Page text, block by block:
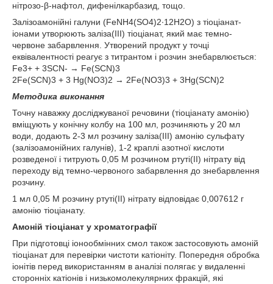
нітрозо-β-нафтол, дифенілкарбазид, тощо.
Залізоамонійні галуни (FeNH4(SO4)2∙12H2O) з тіоціанат-
іонами утворюють заліза(ІІІ) тіоціанат, який має темно-
червоне забарвлення. Утворений продукт у точці
еквівалентності реагує з титрантом і розчин знебарвлюється:
Fe3+ + 3SCN- → Fe(SCN)3
2Fe(SCN)3 + 3 Hg(NO3)2 → 2Fe(NO3)3 + 3Hg(SCN)2
Методика виконання
Точну наважку досліджуваної речовини (тіоціанату амонію)
вміщують у конічну колбу на 100 мл, розчиняють у 20 мл
води, додають 2-3 мл розчину заліза(ІІІ) амонію сульфату
(залізоамонійних галунів), 1-2 краплі азотної кислоти
розведеної і титрують 0,05 М розчином ртуті(ІІ) нітрату від
переходу від темно-червоного забарвлення до знебарвлення
розчину.
1 мл 0,05 М розчину ртуті(ІІ) нітрату відповідає 0,007612 г
амонію тіоціанату.
Амоній тіоціанат у хроматографії
При підготовці іонообмінних смол також застосовують амоній
тіоціанат для перевірки чистоти катіоніту. Попередня обробка
іонітів перед використанням в аналізі полягає у видаленні
сторонніх катіонів і низькомолекулярних фракцій, які